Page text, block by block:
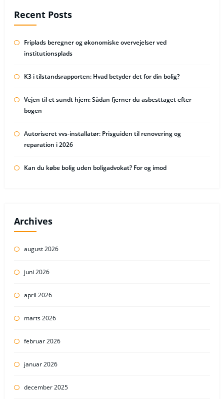
Recent Posts
Friplads beregner og økonomiske overvejelser ved
institutionsplads
K3 i tilstandsrapporten: Hvad betyder det for din bolig?
Vejen til et sundt hjem: Sådan fjerner du asbesttaget efter
bogen
Autoriseret vvs-installatør: Prisguiden til renovering og
reparation i 2026
Kan du købe bolig uden boligadvokat? For og imod
Archives
august 2026
juni 2026
april 2026
marts 2026
februar 2026
januar 2026
december 2025